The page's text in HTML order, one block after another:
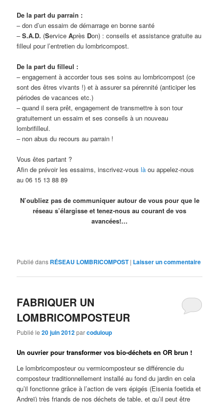
De la part du parrain :
– don d’un essaim de démarrage en bonne santé
–S.A.D. (ServiceAprès Don) : conseils et assistance gratuite au
filleul pour l’entretien du lombricompost.
De la part du filleul :
– engagement à accorder tous ses soins au lombricompost (ce
sont des êtres vivants !) et à assurer sa pérennité (anticiper les
périodes de vacances etc.)
– quand il sera prêt, engagement de transmettre à son tour
gratuitement un essaim et ses conseils à un nouveau
lombrifilleul.
– non abus du recours au parrain !
Vous êtes partant ?
Afin de prévoir les essaims, inscrivez-vouslà ou appelez-nous
au 06 15 13 88 89
N’oubliez pas de communiquer autour de vous pour que le
réseau s’élargisse et tenez-nous au courant de vos
avancées!…
Publié dans RÉSEAU LOMBRICOMPOST | Laisser un commentaire
FABRIQUER UN
LOMBRICOMPOSTEUR
Publié le20 juin 2012parcoduloup
Un ouvrier pour transformer vos bio-déchets en OR brun !
Le lombricomposteur ou vermicomposteur se différencie du
composteur traditionnellement installé au fond du jardin en cela
qu’il fonctionne grâce à l’action de vers épigés (Eisenia foetida et
Andreï) très friands de nos déchets de table, et qu’il peut être